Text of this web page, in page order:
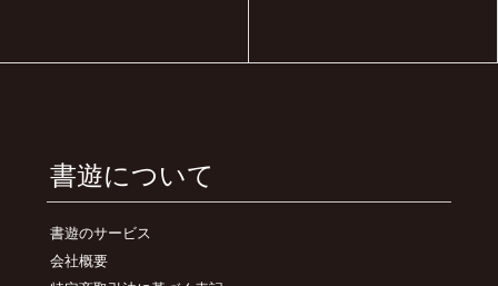
書遊について
書遊のサービス
会社概要